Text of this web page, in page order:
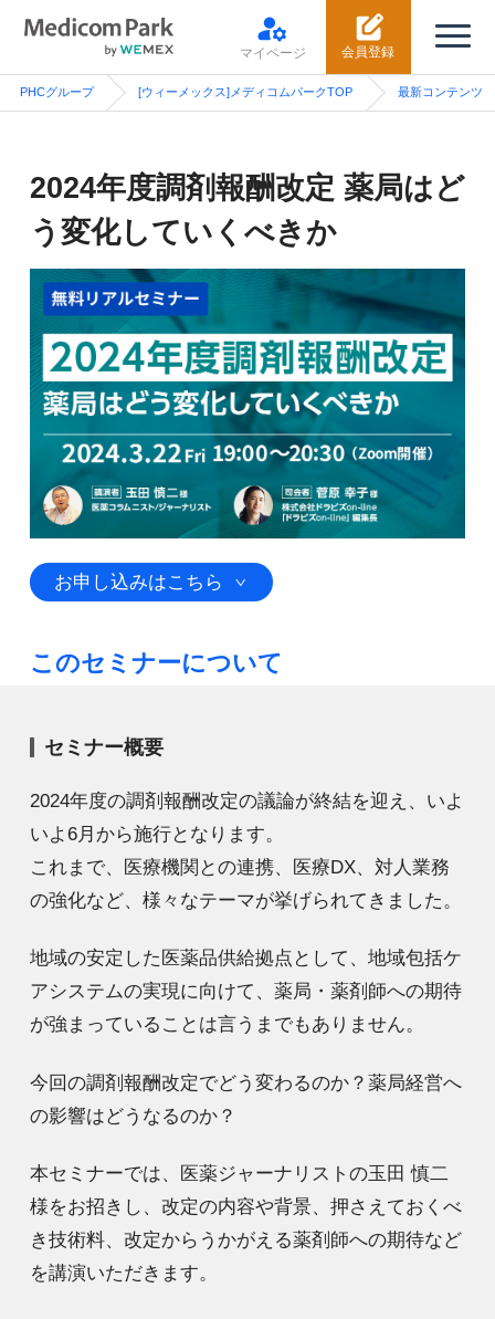
会員登録
マイページ
PHCグループ [ウィーメックス]メディコムパークTOP 最新コンテンツ
2024年度調剤報酬改定 薬局はど
う変化していくべきか
お申し込みはこちら
このセミナーについて
セミナー概要
2024年度の調剤報酬改定の議論が終結を迎え、いよ
いよ6月から施行となります。
これまで、医療機関との連携、医療DX、対人業務
の強化など、様々なテーマが挙げられてきました。
地域の安定した医薬品供給拠点として、地域包括ケ
アシステムの実現に向けて、薬局・薬剤師への期待
が強まっていることは言うまでもありません。
今回の調剤報酬改定でどう変わるのか？薬局経営へ
の影響はどうなるのか？
本セミナーでは、医薬ジャーナリストの玉田 慎二
様をお招きし、改定の内容や背景、押さえておくべ
き技術料、改定からうかがえる薬剤師への期待など
を講演いただきます。